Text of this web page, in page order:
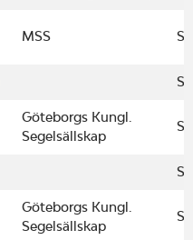
MSS
Göteborgs Kungl.
Segelsällskap
Göteborgs Kungl.
Segelsällskap